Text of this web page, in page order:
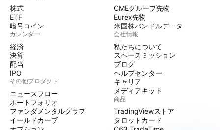
株式
ETF
暗号コイン
カレンダー
経済
決算
配当
IPO
その他プロダクト
ニュースフロー
ポートフォリオ
ファンダメンタルグラフ
イールドカーブ
CMEグループ先物
Eurex先物
米国株バンドルデータ
会社情報
私たちについて
スペースミッション
ブログ
ヘルプセンター
キャリア
メディアキット
商品
TradingViewストア
タロットカード